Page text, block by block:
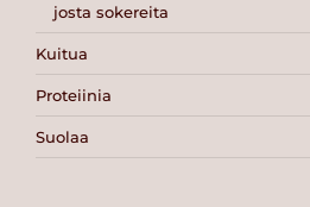
josta sokereita
Kuitua
Proteiinia
Suolaa